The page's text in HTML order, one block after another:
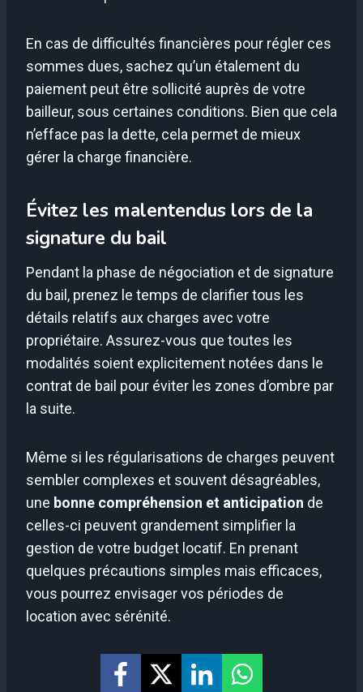
En cas de difficultés financières pour régler ces
sommes dues, sachez qu’un étalement du
paiement peut être sollicité auprès de votre
bailleur, sous certaines conditions. Bien que cela
n’efface pas la dette, cela permet de mieux
gérer la charge financière.
Évitez les malentendus lors de la
signature du bail
Pendant la phase de négociation et de signature
du bail, prenez le temps de clarifier tous les
détails relatifs aux charges avec votre
propriétaire. Assurez-vous que toutes les
modalités soient explicitement notées dans le
contrat de bail pour éviter les zones d’ombre par
la suite.
Même si les régularisations de charges peuvent
sembler complexes et souvent désagréables,
une bonne compréhension et anticipation de
celles-ci peuvent grandement simplifier la
gestion de votre budget locatif. En prenant
quelques précautions simples mais efficaces,
vous pourrez envisager vos périodes de
location avec sérénité.